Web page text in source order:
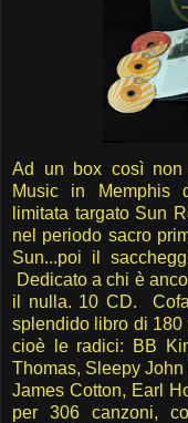
Ad un box così non
Music in Memphis
limitata targato Sun
nel periodo sacro
Sun...poi il
Dedicato a chi è
il nulla. 10 CD.
splendido libro di 180
cioè le radici: BB
Thomas, Sleepy
James Cotton, Earl
per 306 canzoni,